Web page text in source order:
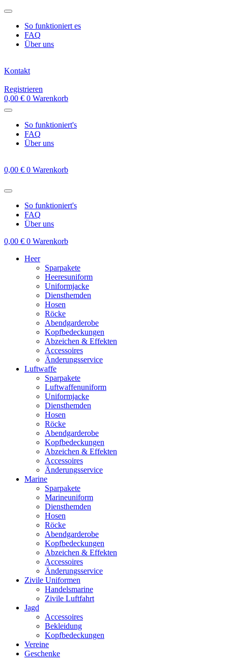
Zum
springenSo funktioniert es
FAQ
Über uns
Kontakt
Registrieren
0,00 € 0 Warenkorb
So funktioniert's
FAQ
Über uns
0,00 € 0 Warenkorb
So funktioniert's
FAQ
Über uns
0,00 € 0 Warenkorb
Heer
Sparpakete
Heeresuniform
Uniformjacke
Diensthemden
Hosen
Röcke
Abendgarderobe
Kopfbedeckungen
Abzeichen & Effekten
Accessoires
Änderungsservice
Luftwaffe
Sparpakete
Luftwaffenuniform
Uniformjacke
Diensthemden
Hosen
Röcke
Abendgarderobe
Kopfbedeckungen
Abzeichen & Effekten
Accessoires
Änderungsservice
Marine
Sparpakete
Marineuniform
Diensthemden
Hosen
Röcke
Abendgarderobe
Kopfbedeckungen
Abzeichen & Effekten
Accessoires
Änderungsservice
Zivile Uniformen
Handelsmarine
Zivile Luftfahrt
Jagd
Accessoires
Bekleidung
Kopfbedeckungen
Vereine
Geschenke